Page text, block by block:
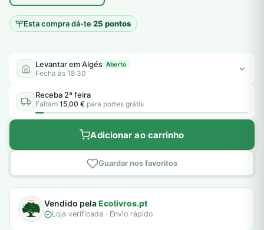
Esta compra dá-te25 pontos
Levantar em Algés Aberto
Fecha às 18:30
Receba 2ª feira
Faltam 15,00 € para portes grátis
Adicionar ao carrinho
Guardar nos favoritos
Vendido pelaEcolivros.pt
Loja verificada · Envio rápido